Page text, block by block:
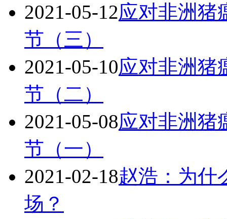
2021-05-12应对非洲猪
节（三）
2021-05-10应对非洲猪
节（二）
2021-05-08应对非洲猪
节（一）
2021-02-18赵浩：为什
场？